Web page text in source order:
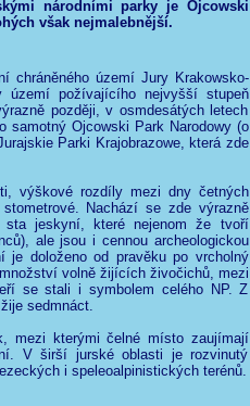
národními parky je Ojcowski
však nejmalebnější.
chráněného území Jury Krakowsko-
území požívajícího nejvyšší stupeň
později, v osmdesátých letech
samotný Ojcowski Park Narodowy (o
Parki Krajobrazowe, která zde
výškové rozdíly mezi dny četných
Nachází se zde výrazně
sta jeskyní, které nejenom že tvoří
ale jsou i cennou archeologickou
je doloženo od pravěku po vrcholný
volně žijících živočichů, mezi
se stali i symbolem celého NP. Z
sedmnáct.
mezi kterými čelné místo zaujímají
V širší jurské oblasti je rozvinutý
i speleoalpinistických terénů.